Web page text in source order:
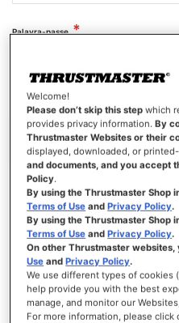
Palavra-passe
Mostrar palavra-passe
Esqueceu-se
NOVOS CLIENTES
Welcome!
Please don’t skip this step which
provides privacy information.By
Thrustmaster Websites or their
displayed, downloaded, or
and documents, and you accept
Policy.
By using the Thrustmaster Shop
Terms of Use andPrivacy Policy.
By using the Thrustmaster Shop
Terms of Use andPrivacy Policy.
On other Thrustmaster
Use andPrivacy Policy.
We use different types of
help provide you with the best
manage, and monitor our
For more information, please click